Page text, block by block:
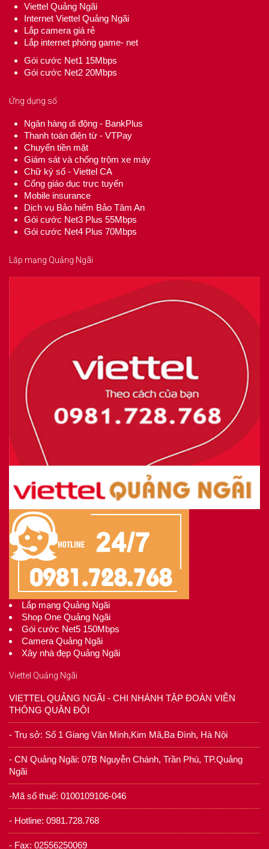
Viettel Quảng Ngãi
Internet Viettel Quảng Ngãi
Lắp camera giá rẻ
Lắp internet phòng game- net
Gói cước Net1 15Mbps
Gói cước Net2 20Mbps
Ứng dụng số
Ngân hàng di động - BankPlus
Thanh toán điện từ - VTPay
Chuyển tiền mặt
Giám sát và chống trộm xe máy
Chữ ký số - Viettel CA
Cổng giáo dục trực tuyến
Mobile insurance
Dịch vụ Bảo hiểm Bảo Tâm An
Gói cước Net3 Plus 55Mbps
Gói cước Net4 Plus 70Mbps
Lắp mạng Quảng Ngãi
Lắp mạng Quảng Ngãi
Shop One Quảng Ngãi
Gói cước Net5 150Mbps
Camera Quảng Ngãi
Xây nhà đẹp Quảng Ngãi
Viettel Quảng Ngãi
VIETTEL QUẢNG NGÃI - CHI NHÁNH TẬP ĐOÀN VIỄN
THÔNG QUÂN ĐỘI
- Trụ sở: Số 1 Giang Văn Minh,Kim Mã,Ba Đình, Hà Nội
- CN Quảng Ngãi: 07B Nguyễn Chánh, Trần Phú, TP.Quảng
Ngãi
-Mã số thuế: 0100109106-046
- Hotline: 0981.728.768
- Fax: 02556250069